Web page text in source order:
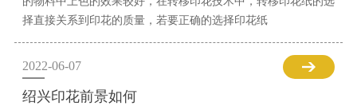
择直接关系到印花的质量，若要正确的选择印花纸
2022-06-07
绍兴印花前景如何